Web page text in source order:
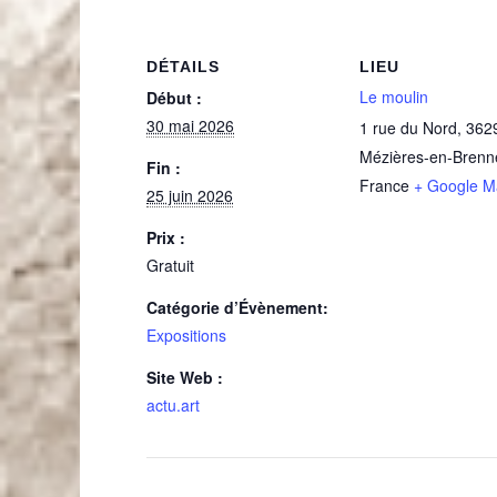
DÉTAILS
Début :
30 mai 2026
Fin :
25 juin 2026
Prix :
Gratuit
Catégorie d’Évènement:
Expositions
Site Web :
actu.art
LIEU
Le moulin
1 rue du Nord,
Mézières-en-
France + Google